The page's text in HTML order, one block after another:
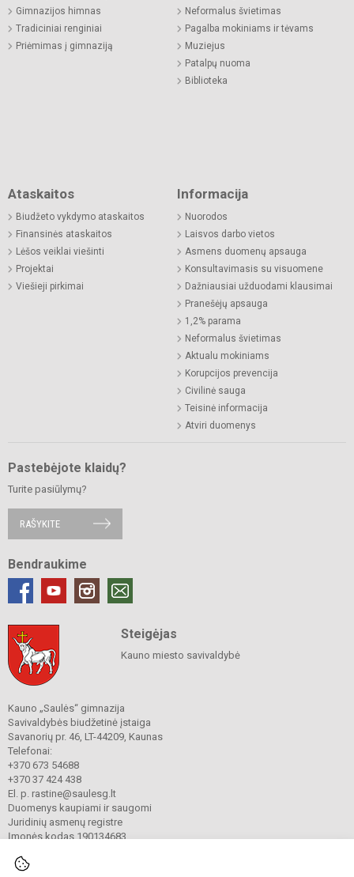
Gimnazijos himnas
Tradiciniai renginiai
Priėmimas į gimnaziją
Neformalus švietimas
Pagalba mokiniams ir tėvams
Muziejus
Patalpų nuoma
Biblioteka
Ataskaitos
Biudžeto vykdymo ataskaitos
Finansinės ataskaitos
Lėšos veiklai viešinti
Projektai
Viešieji pirkimai
Informacija
Nuorodos
Laisvos darbo vietos
Asmens duomenų apsauga
Konsultavimasis su visuomene
Dažniausiai užduodami klausimai
Pranešėjų apsauga
1,2% parama
Neformalus švietimas
Aktualu mokiniams
Korupcijos prevencija
Civilinė sauga
Teisinė informacija
Atviri duomenys
Pastebėjote klaidų?
Turite pasiūlymų?
RAŠYKITE
Bendraukime
Steigėjas
Kauno miesto savivaldybė
Kauno „Saulės“ gimnazija
Savivaldybės biudžetinė įstaiga
Savanorių pr. 46, LT-44209, Kaunas
Telefonai:
+370 673 54688
+370 37 424 438
El. p. rastine@saulesg.lt
Duomenys kaupiami ir saugomi
Juridinių asmenų registre
Įmonės kodas 190134683